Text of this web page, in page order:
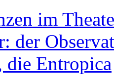
im
der
die Entropica